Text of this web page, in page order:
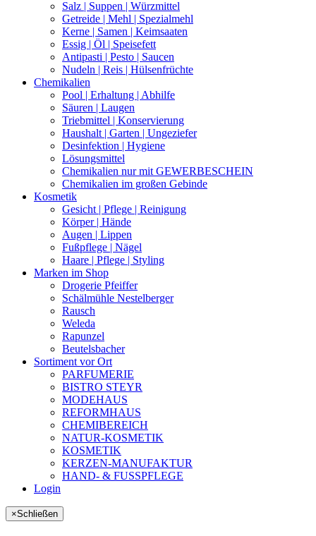
Salz | Suppen | Würzmittel
Getreide | Mehl | Spezialmehl
Kerne | Samen | Keimsaaten
Essig | Öl | Speisefett
Antipasti | Pesto | Saucen
Nudeln | Reis | Hülsenfrüchte
Chemikalien
Pool | Erhaltung | Abhilfe
Säuren | Laugen
Triebmittel | Konservierung
Haushalt | Garten | Ungeziefer
Desinfektion | Hygiene
Lösungsmittel
Chemikalien nur mit GEWERBESCHEIN
Chemikalien im großen Gebinde
Kosmetik
Gesicht | Pflege | Reinigung
Körper | Hände
Augen | Lippen
Fußpflege | Nägel
Haare | Pflege | Styling
Marken im Shop
Drogerie Pfeiffer
Schälmühle Nestelberger
Rausch
Weleda
Rapunzel
Beutelsbacher
Sortiment vor Ort
PARFUMERIE
BISTRO STEYR
MODEHAUS
REFORMHAUS
CHEMIBEREICH
NATUR-KOSMETIK
KOSMETIK
KERZEN-MANUFAKTUR
HAND- & FUSSPFLEGE
Login
×Schließen